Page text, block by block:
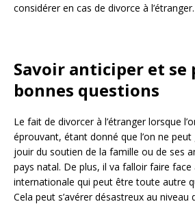
considérer en cas de divorce à l’étranger.
Savoir anticiper et se
bonnes questions
Le fait de divorcer à l’étranger lorsque
éprouvant, étant donné que l’on ne
jouir du soutien de la famille ou de ses
pays natal. De plus, il va falloir faire
internationale qui peut être toute autre
Cela peut s’avérer désastreux au niveau